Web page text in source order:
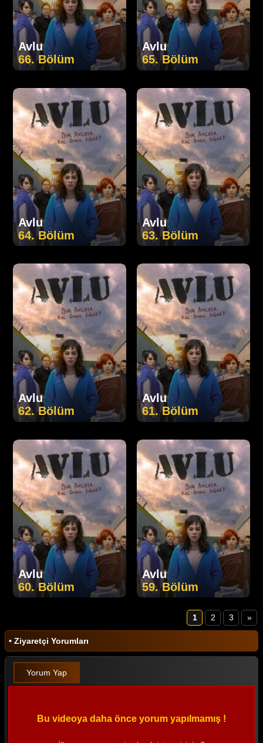
Avlu
66. Bölüm
Avlu
65. Bölüm
Avlu
64. Bölüm
Avlu
63. Bölüm
Avlu
62. Bölüm
Avlu
61. Bölüm
Avlu
60. Bölüm
Avlu
59. Bölüm
1 2 3 »
• Ziyaretçi Yorumları
Yorum Yap
Bu videoya daha önce yorum yapılmamış !